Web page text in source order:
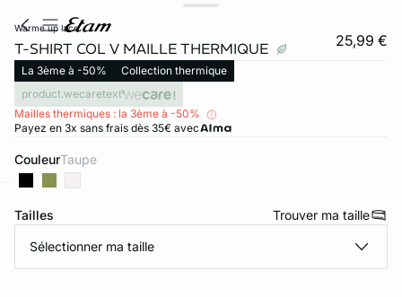
warme up lace
T-SHIRT COL V MAILLE THERMIQUE 25,99 €
La 3ème à -50%
Collection thermique
product.wecaretext
Mailles thermiques : la 3ème à -50%
Payez en 3x sans frais dès 35€ avec
Couleur taupe
Tailles Trouver ma taille
Sélectionner ma taille